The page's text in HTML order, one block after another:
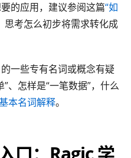
的应用，建议参阅这篇“如
思考怎么初步将需求转化成
一些专有名词或概念有疑
、怎样是“一笔数据”，什么
本名词解释。